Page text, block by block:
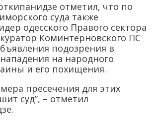
отметил, что по
суда также
одесского Правого сектора
Коминтерновского ПС
подозрения в
на народного
и его похищения.
пресечения для этих
суд”, – отметил